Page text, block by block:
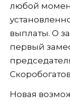
любой
выплаты. О
первый
Новая